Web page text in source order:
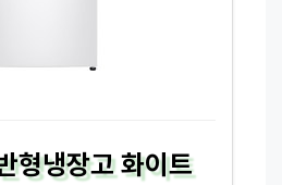
형냉장고 화이트